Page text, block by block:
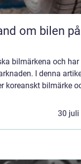
bilmärkena och
I denna
koreanskt bilmärke
30 juli